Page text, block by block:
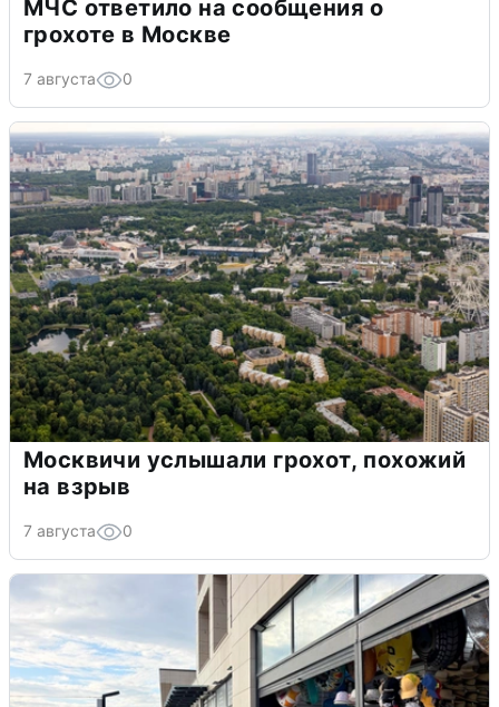
МЧС ответило на сообщения о
грохоте в Москве
7 августа 0
Москвичи услышали грохот, похожий
на взрыв
7 августа 0